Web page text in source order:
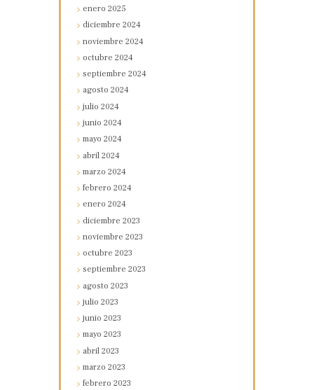
enero2025
diciembre2024
noviembre2024
octubre2024
septiembre2024
agosto2024
julio2024
junio2024
mayo2024
abril2024
marzo2024
febrero2024
enero2024
diciembre2023
noviembre2023
octubre2023
septiembre2023
agosto2023
julio2023
junio2023
mayo2023
abril2023
marzo2023
febrero2023